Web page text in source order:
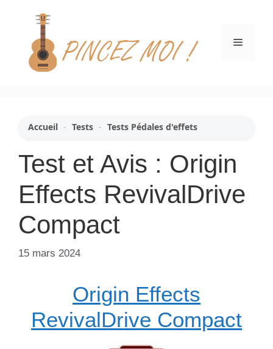
contenu
Menu
Accueil - Tests - Tests Pédales d'effets
Test et Avis : Origin
Effects RevivalDrive
Compact
15 mars 2024
Origin Effects
RevivalDrive Compact